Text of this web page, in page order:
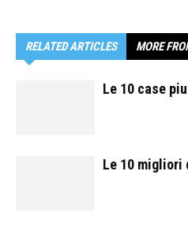
RELATED ARTICLES MORE
Le 10 case
Le 10 migliori